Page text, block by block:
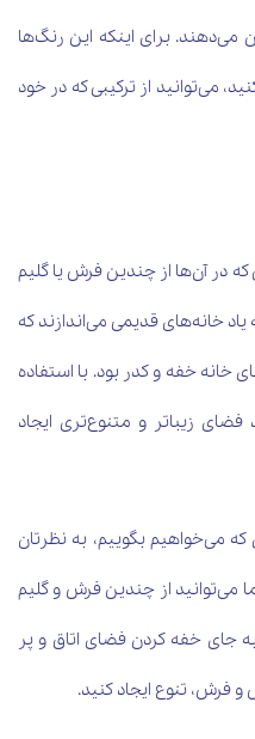
برای اینکه این رنگ‌ها
می‌توانید از ترکیبی که در خود
در آن‌ها از چندین فرش یا گلیم
یاد خانه‌های قدیمی می‌اندازند که
خفه و کدر بود. با استفاده
زیباتر و متنوع‌تری ایجاد
می‌خواهیم بگوییم، به نظرتان
می‌توانید از چندین فرش و گلیم
جای خفه کردن فضای اتاق و پر
فرش، تنوع ایجاد کنید.